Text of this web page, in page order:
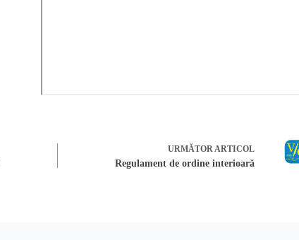
URMĂTOR ARTICOL
Regulament de ordine interioară